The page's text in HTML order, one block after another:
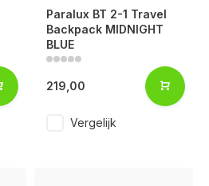
Paralux BT 2-1 Travel
Backpack MIDNIGHT
BLUE
219,00
Vergelijk